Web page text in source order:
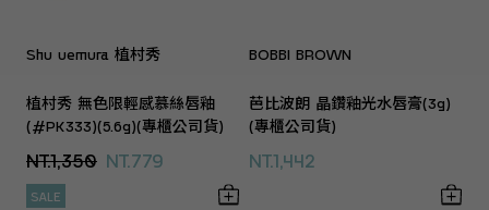
Shu uemura 植村秀
植村秀 無色限輕感慕絲唇釉
(#PK333)(5.6g)(專櫃公司貨)
NT.1,350 NT.779
SALE
BOBBI BROWN
芭比波朗 晶鑽釉光水唇膏(3g)
(專櫃公司貨)
NT.1,442